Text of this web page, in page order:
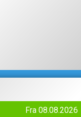
Fra 08.08.2026